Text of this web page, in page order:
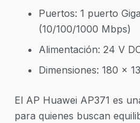
Puertos: 1 puerto
(10/100/1000 Mbps)
Alimentación: 24 V
Dimensiones: 180 x
El AP Huawei AP371 es
para quienes buscan